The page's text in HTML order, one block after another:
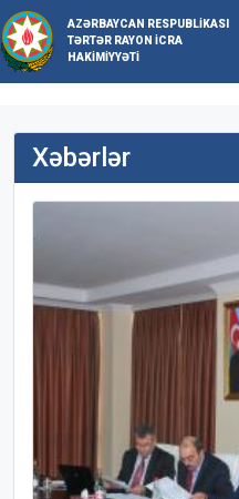
AZƏRBAYCAN RESPUBLIKASI
TƏRTƏR RAYON İCRA
HAKIMIYYƏTI
Xəbərlər